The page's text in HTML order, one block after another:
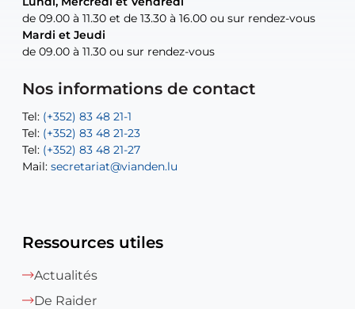
de 09.00 à 11.30 et de 13.30 à 16.00 ou sur rendez-vous
Mardi et Jeudi
de 09.00 à 11.30 ou sur rendez-vous
Nos informations de contact
Tel: (+352) 83 48 21-1
Tel: (+352) 83 48 21-23
Tel: (+352) 83 48 21-27
Mail: secretariat@vianden.lu
de 09.00 à 11.30 et de 13.30 à 16.00 ou sur rendez-vous
Mardi et Jeudi
de 09.00 à 11.30 ou sur rendez-vous
Tel: (+352) 83 48 21-20
Tel: (+352) 83 48 21-22
Mail:sofia.carvalho@vianden.lu
Mail: diane.storn@vianden.lu
Mail:recette@vianden.lu
Tel:(+352) 83 48 21-31
Tel:Permanence (Fuite d’eau) : 83 48 21 61
Ressources utiles
Actualités
De Raider